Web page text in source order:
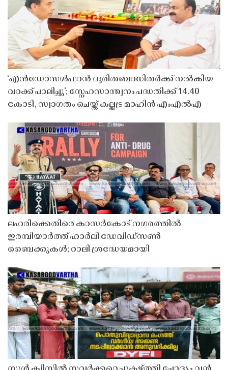
‘എൻഡോസൾഫാൻ ദുരിതബാധിതർക്ക് നൽകിയ
വാക്ക് പാലിച്ചു’; സ്നേഹസാന്ത്വനം പദ്ധതിക്ക് 14.40
കോടി, സ്വാഗതം ചെയ്ത് കല്ലട്ര മാഹിൻ എംഎൽഎ
ലഹരിക്കെതിരെ കാസർകോട് നഗരത്തിൽ
ഇരമ്പിയാർത്ത് ഹാർലി ഡേവിഡ്‌സൺ
ബൈക്കുകൾ; റാലി ശ്രദ്ധേയമായി